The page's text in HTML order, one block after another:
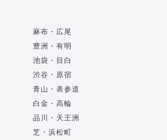
麻布・広尾
豊洲・有明
池袋・目白
渋谷・原宿
青山・表参道
白金・高輪
品川・天王洲
芝・浜松町